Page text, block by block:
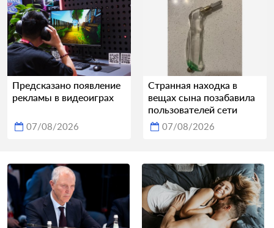
Предсказано появление
рекламы в видеоиграх
07/08/2026
Странная находка в
вещах сына позабавила
пользователей сети
07/08/2026